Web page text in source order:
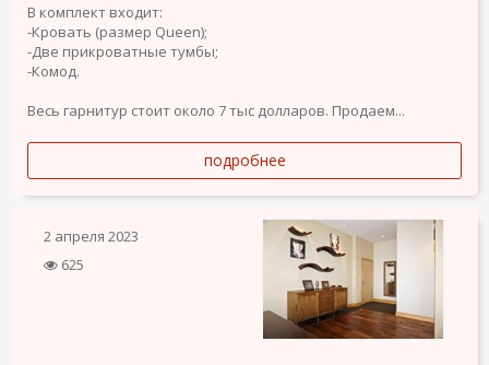
В комплект входит:
-Кровать (размер Queen);
-Две прикроватные тумбы;
-Комод.
Весь гарнитур стоит около 7 тыс долларов. Продаем...
подробнее
2 апреля 2023
625